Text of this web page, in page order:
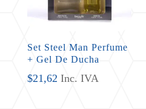
Set Steel Man Perfume
+ Gel De Ducha
$21,62 Inc. IVA